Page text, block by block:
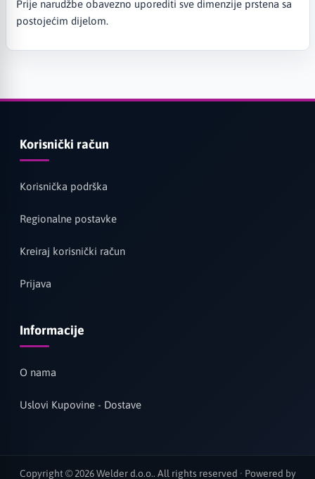
Prije narudžbe obavezno uporediti sve dimenzije prstena sa
postojećim dijelom.
Korisnički račun
Korisnička podrška
Regionalne postavke
Kreiraj korisnički račun
Prijava
Informacije
O nama
Uslovi Kupovine - Dostave
Copyright © 2026 Welder d.o.o.. All rights reserved · Powered by